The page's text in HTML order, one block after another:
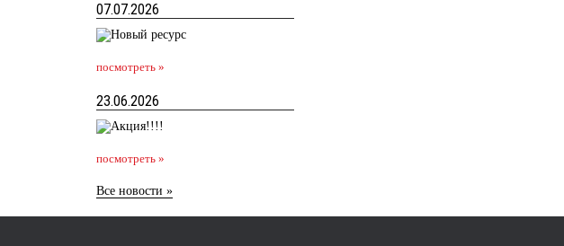
07.07.2026
посмотреть »
23.06.2026
посмотреть »
Все новости »